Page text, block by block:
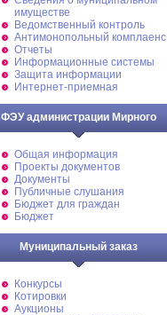
имуществе
Ведомственный контроль
Антимонопольный комплаенс
Отчеты
Информационные системы
Защита информации
Интернет-приемная
ФЭУ администрации Мирного
Общая информация
Проекты документов
Документы
Публичные слушания
Бюджет для граждан
Бюджет
Муниципальный заказ
Конкурсы
Котировки
Аукционы